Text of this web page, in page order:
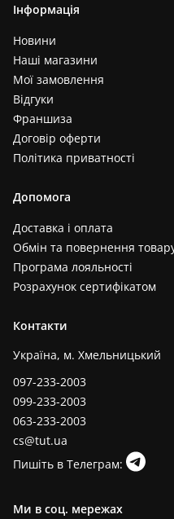
Інформація
Новини
Наші магазини
Мої замовлення
Відгуки
Франшиза
Договір оферти
Політика приватності
Допомога
Доставка і оплата
Обмін та повернення
Програма лояльності
Розрахунок сертифікатом
Контакти
Україна, м. Хмельницький
097-233-2003
099-233-2003
063-233-2003
cs@tut.ua
Пишіть в Телеграм:
Ми в соц. мережах